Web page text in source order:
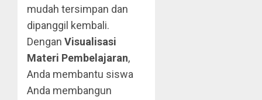
mudah tersimpan dan
dipanggil kembali.
Dengan Visualisasi
Materi Pembelajaran,
Anda membantu siswa
Anda membangun